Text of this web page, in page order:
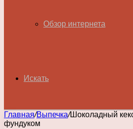
Обзор интернета
Искать
Главная/Выпечка/Шоколадный
фундуком